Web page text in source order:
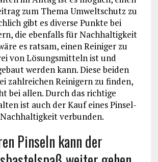
zum Thema Umweltschutz zu
gibt es diverse Punkte bei
die ebenfalls für Nachhaltigkeit
es ratsam, einen Reiniger zu
von Lösungsmitteln ist und
werden kann. Diese beiden
zahlreichen Reinigern zu finden,
bei allen. Durch das richtige
ist auch der Kauf eines Pinsel-
verbunden.
Pinseln kann der